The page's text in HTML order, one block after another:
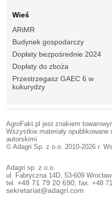
Wieś
ARiMR
Budynek gospodarczy
Dopłaty bezpośrednie 2024
Dopłaty do zboża
Przestrzegasz GAEC 6 w
kukurydzy
AgroFakt.pl jest znakiem
Wszystkie materiały
autorskimi
© Adagri Sp. z o.o. 2010-2026 r.
Adagri sp. z o.o.
ul. Fabryczna 14D, 53-609 Wrocław
tel. +48 71 79 20 690 , fax. +48
sekretariat@adagri.com